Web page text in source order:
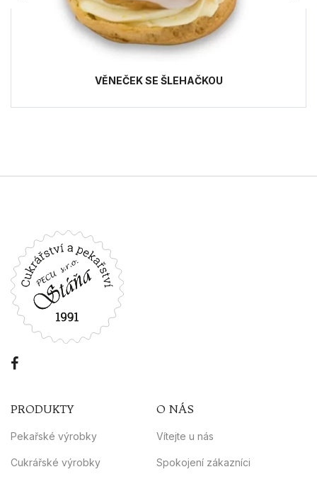
VĚNEČEK SE ŠLEHAČKOU
PRODUKTY
Pekařské výrobky
Cukrářské výrobky
O NÁS
Vítejte u nás
Spokojení zákazníci